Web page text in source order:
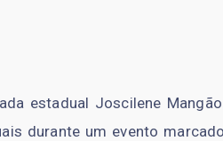
estadual Joscilene
durante um evento